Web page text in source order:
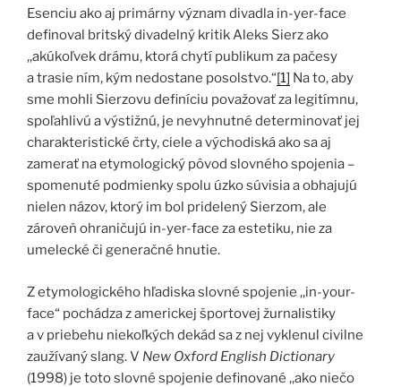
Esenciu ako aj primárny význam divadla in-yer-face
definoval britský divadelný kritik Aleks Sierz ako
,,akúkoľvek drámu, ktorá chytí publikum za pačesy
a trasie ním, kým nedostane posolstvo.“[1] Na to, aby
sme mohli Sierzovu definíciu považovať za legitímnu,
spoľahlivú a výstižnú, je nevyhnutné determinovať jej
charakteristické črty, ciele a východiská ako sa aj
zamerať na etymologický pôvod slovného spojenia –
spomenuté podmienky spolu úzko súvisia a obhajujú
nielen názov, ktorý im bol pridelený Sierzom, ale
zároveň ohraničujú in-yer-face za estetiku, nie za
umelecké či generačné hnutie.
Z etymologického hľadiska slovné spojenie ,,in-your-
face“ pochádza z americkej športovej žurnalistiky
a v priebehu niekoľkých dekád sa z nej vyklenul civilne
zaužívaný slang. V New Oxford English Dictionary
(1998) je toto slovné spojenie definované ,,ako niečo